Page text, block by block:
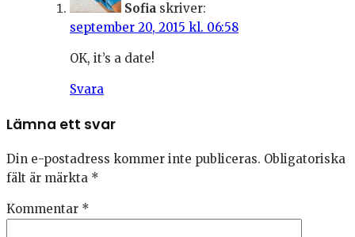
Sofia skriver:
september 20, 2015 kl. 06:58
OK, it’s a date!
Svara
Lämna ett svar
Din e-postadress kommer inte publiceras. Obligatoriska
fält är märkta *
Kommentar *